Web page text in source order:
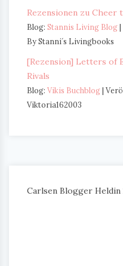
Rezensionen zu Cheer
Blog: Stannis Living Blog
By Stanni´s Livingbooks
[Rezension] Letters of
Rivals
Blog: Vikis Buchblog
Viktoria162003
Carlsen Blogger Heldin